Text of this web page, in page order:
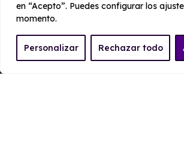
en “Acepto”. Puedes configurar los
momento.
Personalizar Rechazar todo
CARROCERÍA
Largo
2.200 mm
Alto
1.420
Pedir Presupuesto